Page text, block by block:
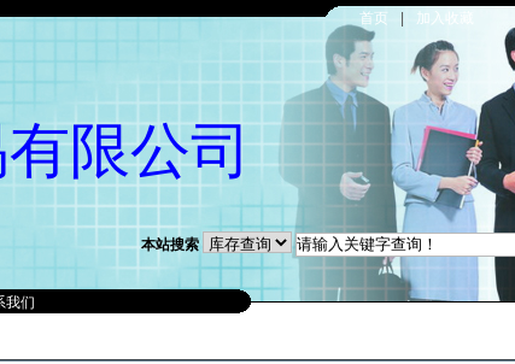
首页 加入收藏
本站搜索
我们
限公司